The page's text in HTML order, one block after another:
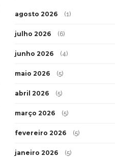
agosto 2026 (1)
julho 2026 (6)
junho 2026 (4)
maio 2026 (5)
abril 2026 (5)
março 2026 (5)
fevereiro 2026 (5)
janeiro 2026 (5)